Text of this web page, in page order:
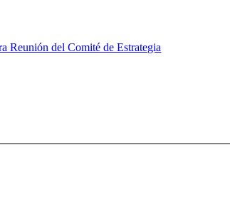
Reunión del Comité de Estrategia